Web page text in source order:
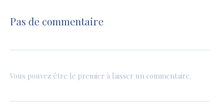
Pas de commentaire
Vous pouvez être le premier à laisser un commentaire.